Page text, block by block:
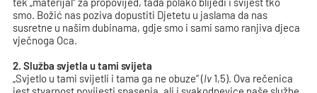
smo. Božić nas poziva dopustiti Djetetu u jaslama da nas
susretne u našim dubinama, gdje smo i sami samo ranjiva djeca
vječnoga Oca.
2. Služba svjetla u tami svijeta
„Svjetlo u tami svijetli i tama ga ne obuze“ (Iv 1,5). Ova rečenica